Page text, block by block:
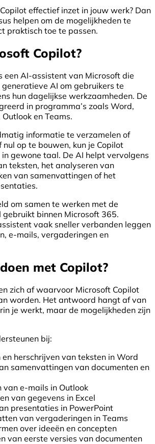
effectief inzet in jouw werk? Dan
helpen om de mogelijkheden te
praktisch toe te passen.
Copilot?
een AI-assistent van Microsoft die
AI om gebruikers te
hun dagelijkse werkzaamheden. De
in programma’s zoals Word,
en Teams.
informatie te verzamelen of
op te bouwen, kun je Copilot
gewone taal. De AI helpt vervolgens
teksten, het analyseren van
van samenvattingen of het
om samen te werken met de
binnen Microsoft 365.
vaak sneller verbanden leggen
e-mails, vergaderingen en
met Copilot?
zich af waarvoor Microsoft Copilot
worden. Het antwoord hangt af van
je werkt, maar de mogelijkheden zijn
bij:
en herschrijven van teksten in Word
samenvattingen van documenten en
van e-mails in Outlook
van gegevens in Excel
presentaties in PowerPoint
van vergaderingen in Teams
over ideeën en concepten
van eerste versies van documenten